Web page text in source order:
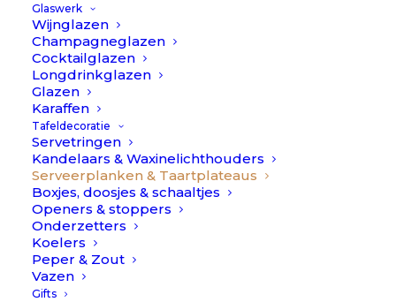
Glaswerk
Wijnglazen
Champagneglazen
Cocktailglazen
Longdrinkglazen
Glazen
Karaffen
Tafeldecoratie
Servetringen
Kandelaars & Waxinelichthouders
Serveerplanken & Taartplateaus
Boxjes, doosjes & schaaltjes
Openers & stoppers
Onderzetters
Koelers
Peper & Zout
Vazen
Gifts
BESCHRIJVING
Borrelplanken – Hout //
Pomax
Borrelplanken – Hout // Pomax is een te
collectie van prachtige design
borrelplanken! Met wel 3 verschillende
designs zijn ze allemaal uniek in vorm en